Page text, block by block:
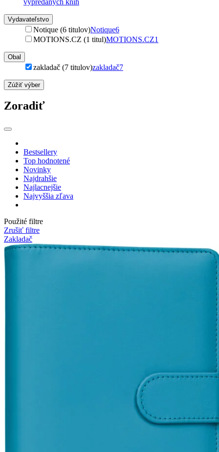
Vydavateľstvo
Notique (6 titulov)Notique6
MOTIONS.CZ (1 titul)MOTIONS.CZ1
Obal
zakladač (7 titulov)zakladač7
Zúžiť výber
Zoradiť
Bestsellery
Top hodnotené
Novinky
Najdrahšie
Najlacnejšie
Najvyššia zľava
Použité filtre
Zrušiť filtre
Zakladač